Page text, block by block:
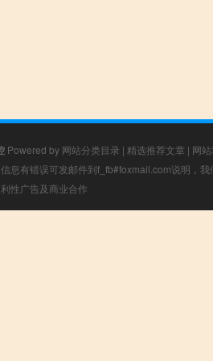
Powered by 网站分类目录 | 精选推荐文章 | 网
息有错误可发邮件到f_fb#foxmail.com说明，
性广告及商业合作